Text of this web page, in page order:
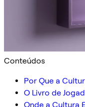
Conteúdos
Por Que a
O Livro de
Onde a Cultura